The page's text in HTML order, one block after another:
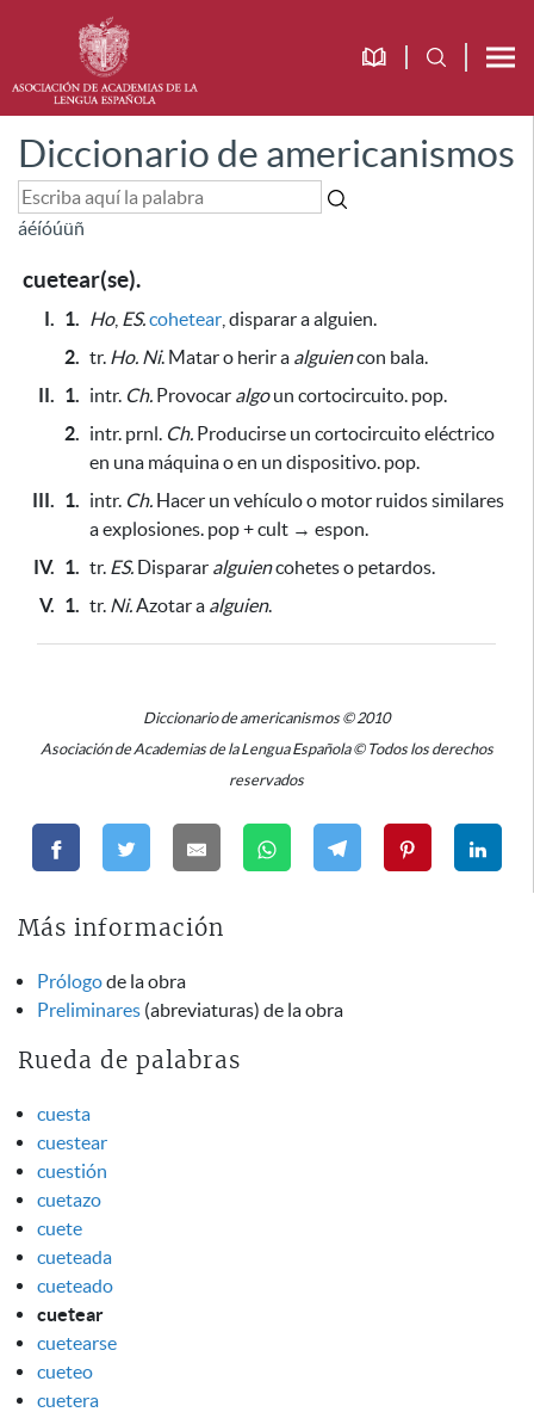
Diccionario de americanismos
áéíóúüñ
cuetear(se).
I. 1. Ho, ES.cohetear , disparar a alguien.
2. tr. Ho. Ni. Matar o herir a alguiencon bala.
II. 1. intr. Ch. Provocar algoun cortocircuito. pop.
2. intr. prnl. Ch. Producirse un cortocircuito eléctrico
en una máquina o en un dispositivo. pop.
III. 1. intr. Ch. Hacer un vehículo o motor ruidos similares
a explosiones. pop + cult → espon.
IV. 1. tr. ES. Disparar alguiencohetes o petardos.
V. 1. tr. Ni.Azotar a alguien.
Diccionario de americanismos © 2010
Asociación de Academias de la Lengua Española © Todos los derechos
reservados
Más información
Prólogode la obra
Preliminares (abreviaturas) de la obra
Rueda de palabras
cuesta
cuestear
cuestión
cuetazo
cuete
cueteada
cueteado
cuetear
cuetearse
cueteo
cuetera